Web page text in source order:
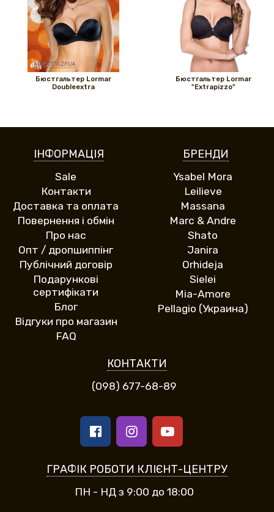
Бюстгальтер Lormar
Doubleextra
Бюстгальтер Lormar
"Extrapizzo"
ІНФОРМАЦІЯ
Sale
Контакти
Доставка та оплата
Повернення і обмін
Про нас
Опт / дропшиппінг
Публічний договір
Подарункові
сертифікати
Блог
Відгуки про магазин
FAQ
БРЕНДИ
Ysabel Mora
Leilieve
Massana
Marc & Andre
Shato
Janira
Orhideja
Sielei
Mia-Amore
Pellagio (Украина)
КОНТАКТИ
(098) 677-68-89
ГРАФІК РОБОТИ КЛІЄНТ-ЦЕНТРУ
ПН - НД з 9:00 до 18:00